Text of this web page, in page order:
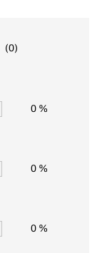
(0)
0 %
0 %
0 %